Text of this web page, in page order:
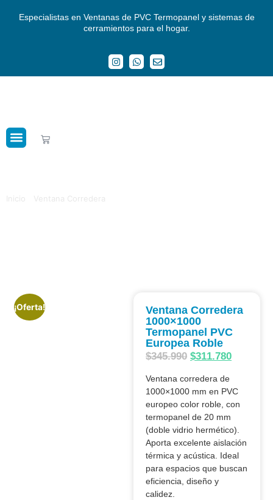
Especialistas en Ventanas de PVC Termopanel y sistemas de
cerramientos para el hogar.
Inicio Ventana Corredera
¡Oferta!
Ventana Corredera
1000×1000
Termopanel PVC
Europea Roble
$345.990 $311.780
Ventana corredera de
1000×1000 mm en PVC
europeo color roble, con
termopanel de 20 mm
(doble vidrio hermético).
Aporta excelente aislación
térmica y acústica. Ideal
para espacios que buscan
eficiencia, diseño y
calidez.